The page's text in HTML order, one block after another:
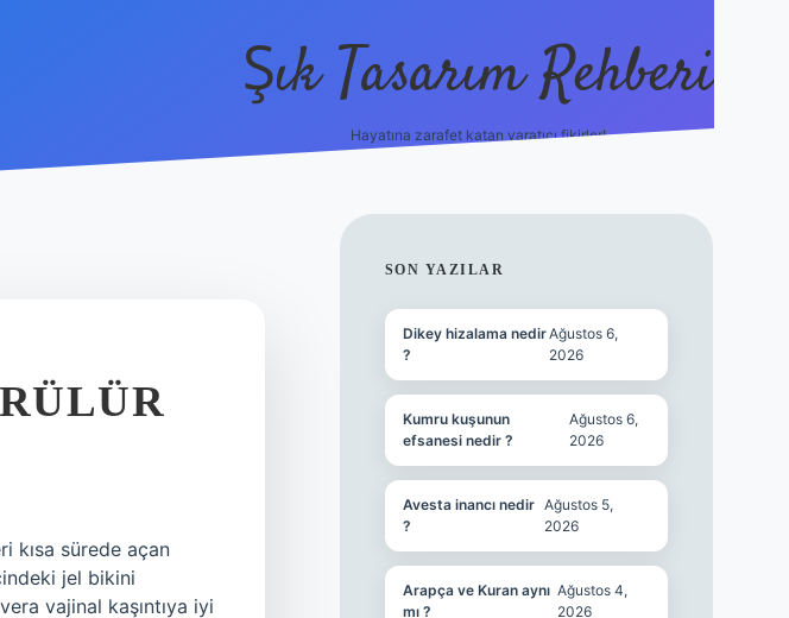
Şık Tasarım Rehberi
Hayatına zarafet katan yaratıcı fikirler!
kısa sürede açan
jel bikini
vajinal kaşıntıya iyi
SIDEBAR
SON YAZILAR
Dikey hizalama nedir
?
Ağustos 6,
2026
Kumru kuşunun
efsanesi nedir ?
Ağustos 6,
2026
Avesta inancı nedir
?
Ağustos 5,
2026
Arapça ve Kuran aynı
mı ?
Ağustos 4,
2026
vdcasino giriş